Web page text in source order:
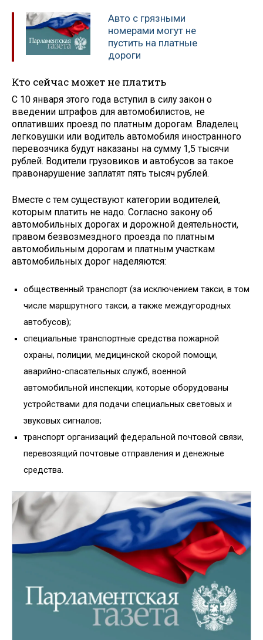
Авто с грязными
номерами могут не
пустить на платные
дороги
Кто сейчас может не платить
С 10 января этого года вступил в силу закон о
введении штрафов для автомобилистов, не
оплативших проезд по платным дорогам. Владелец
легковушки или водитель автомобиля иностранного
перевозчика будут наказаны на сумму 1,5 тысячи
рублей. Водители грузовиков и автобусов за такое
правонарушение заплатят пять тысяч рублей.
Вместе с тем существуют категории водителей,
которым платить не надо. Согласно закону об
автомобильных дорогах и дорожной деятельности,
правом безвозмездного проезда по платным
автомобильным дорогам и платным участкам
автомобильных дорог наделяются:
общественный транспорт (за исключением такси, в том
числе маршрутного такси, а также междугородных
автобусов);
специальные транспортные средства пожарной
охраны, полиции, медицинской скорой помощи,
аварийно-спасательных служб, военной
автомобильной инспекции, которые оборудованы
устройствами для подачи специальных световых и
звуковых сигналов;
транспорт организаций федеральной почтовой связи,
перевозящий почтовые отправления и денежные
средства.